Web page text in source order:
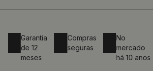
Garantia
meses
Compras
seguras
No
mercado
há 10 anos